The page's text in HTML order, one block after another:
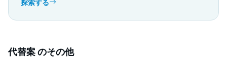
探索する
代替案 のその他